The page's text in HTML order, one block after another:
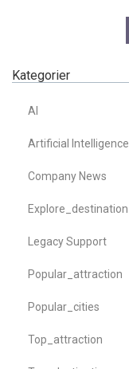
Kategorier
AI
Artificial Intelligence
Company News
Explore_destination
Legacy Support
Popular_attraction
Popular_cities
Top_attraction